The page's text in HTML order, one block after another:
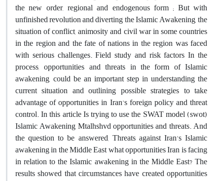
the new order, regional and endogenous form ; But with
unfinished revolution and diverting the Islamic Awakening, the
situation of conflict, animosity and civil war in some countries
in the region and the fate of nations in the region was faced
with serious challenges. Field study and risk factors In the
process, opportunities and threats in the form of Islamic
awakening, could be an important step in understanding the
current situation and outlining possible strategies to take
advantage of opportunities in Iran's foreign policy and threat
control. In this article Is trying to use the SWAT model (swot)
Islamic Awakening Mtalhshvd opportunities and threats. And
the question to be answered, Threats against Iran's Islamic
awakening in the Middle East what opportunities Iran is facing
in relation to the Islamic awakening in the Middle East? The
results showed that circumstances have created opportunities